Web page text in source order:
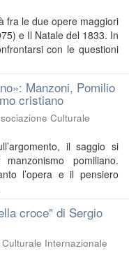
fra le due opere maggiori
e Il Natale del 1833. In
con le questioni
Manzoni, Pomilio
cristiano
Culturale
il saggio si
pomiliano.
l’opera e il pensiero
croce" di Sergio
Internazionale